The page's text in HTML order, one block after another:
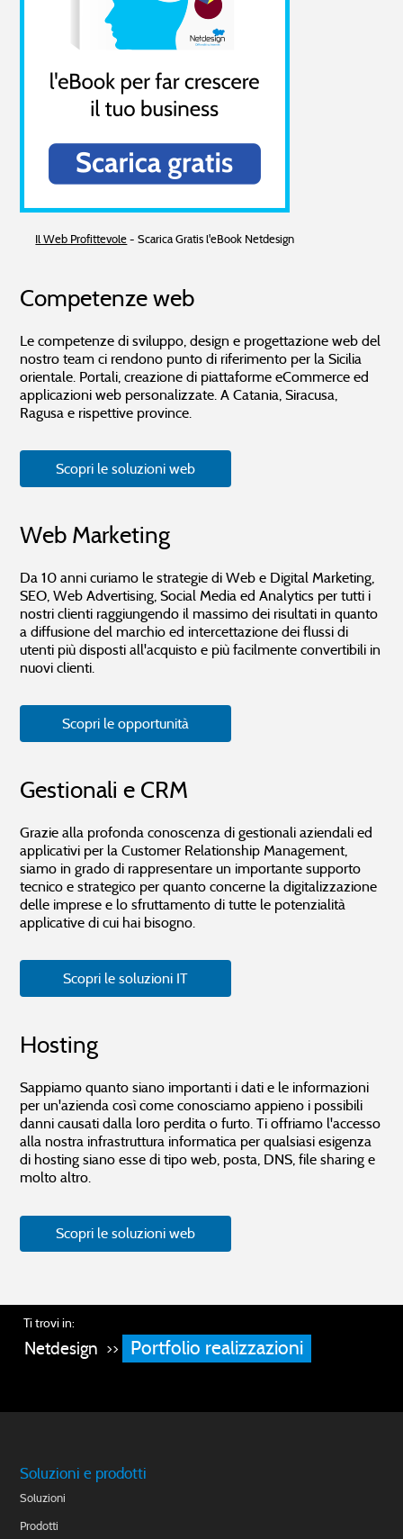
Il Web Profittevole - Scarica Gratis l'eBook Netdesign
Competenze web
Le competenze di sviluppo, design e progettazione web del
nostro team ci rendono punto di riferimento per la Sicilia
orientale. Portali, creazione di piattaforme eCommerce ed
applicazioni web personalizzate. A Catania, Siracusa,
Ragusa e rispettive province.
Scopri le soluzioni web
Web Marketing
Da 10 anni curiamo le strategie di Web e Digital Marketing,
SEO, Web Advertising, Social Media ed Analytics per tutti i
nostri clienti raggiungendo il massimo dei risultati in quanto
a diffusione del marchio ed intercettazione dei flussi di
utenti più disposti all'acquisto e più facilmente convertibili in
nuovi clienti.
Scopri le opportunità
Gestionali e CRM
Grazie alla profonda conoscenza di gestionali aziendali ed
applicativi per la Customer Relationship Management,
siamo in grado di rappresentare un importante supporto
tecnico e strategico per quanto concerne la digitalizzazione
delle imprese e lo sfruttamento di tutte le potenzialità
applicative di cui hai bisogno.
Scopri le soluzioni IT
Hosting
Sappiamo quanto siano importanti i dati e le informazioni
per un'azienda così come conosciamo appieno i possibili
danni causati dalla loro perdita o furto. Ti offriamo l'accesso
alla nostra infrastruttura informatica per qualsiasi esigenza
di hosting siano esse di tipo web, posta, DNS, file sharing e
molto altro.
Scopri le soluzioni web
Ti trovi in:
Netdesign >> Portfolio realizzazioni
Soluzioni e prodotti
Soluzioni
Prodotti